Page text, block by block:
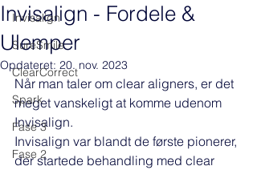
Invisalign
SureSmile
ClearCorrect
Spark
Fase 3
Fase 2
Invisalign - Fordele &
Ulemper
Opdateret: 20. nov. 2023
Når man taler om clear aligners, er det
meget vanskeligt at komme udenom
Invisalign.
Invisalign var blandt de første pionerer,
der startede behandling med clear